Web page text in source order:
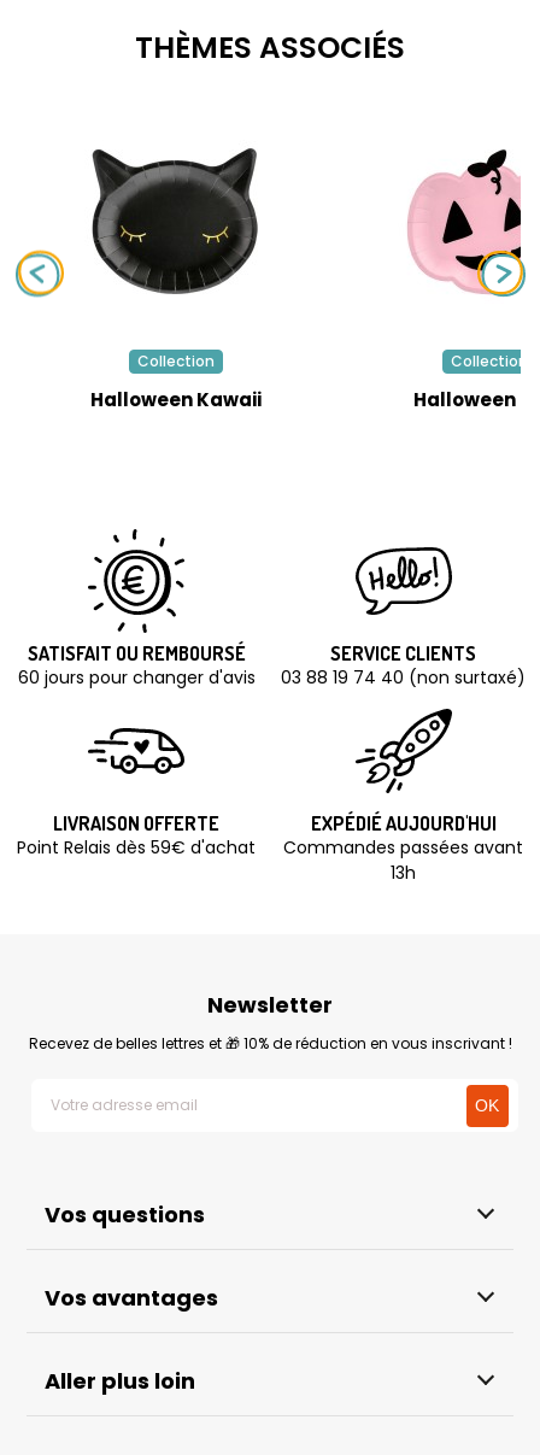
THÈMES ASSOCIÉS
Collection
Halloween Kawaii
Collection
Halloween
SATISFAIT OU REMBOURSÉ
60 jours pour changer d'avis
SERVICE CLIENTS
03 88 19 74 40 (non surtaxé)
LIVRAISON OFFERTE
Point Relais dès 59€ d'achat
EXPÉDIÉ AUJOURD'HUI
Commandes passées avant
13h
Vos questions
Vos avantages
Aller plus loin
Newsletter
Recevez de belles lettres et 🎁 10% de réduction en vous inscrivant !